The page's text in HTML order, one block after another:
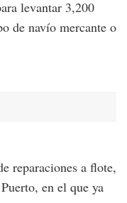
levantar 3,200
de navío mercante o
reparaciones a flote,
en el que ya